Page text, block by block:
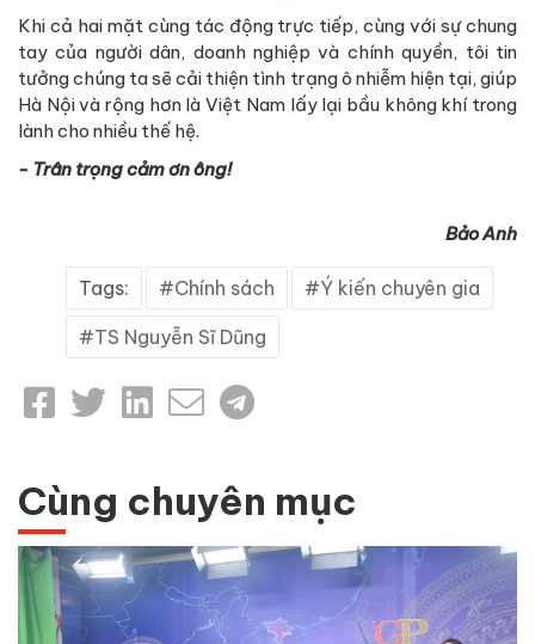
Khi cả hai mặt cùng tác động trực tiếp, cùng với sự chung
tay của người dân, doanh nghiệp và chính quyền, tôi tin
tưởng chúng ta sẽ cải thiện tình trạng ô nhiễm hiện tại, giúp
Hà Nội và rộng hơn là Việt Nam lấy lại bầu không khí trong
lành cho nhiều thế hệ.
- Trân trọng cảm ơn ông!
Bảo Anh
Tags: Chính sách Ý kiến chuyên gia
TS Nguyễn Sĩ Dũng
Cùng chuyên mục